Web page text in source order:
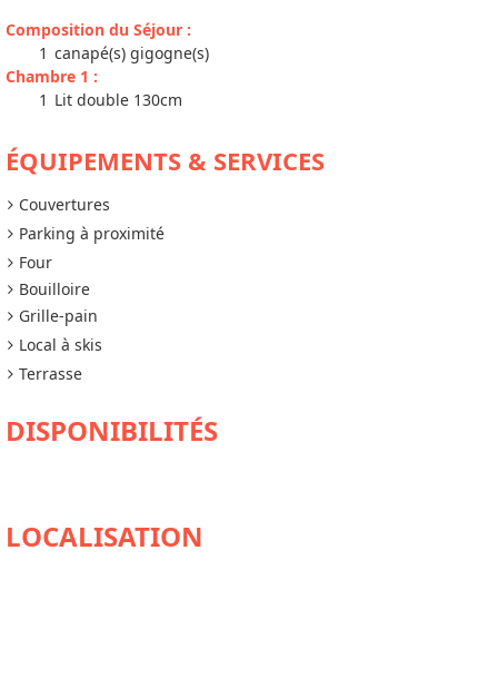
Composition du Séjour :
1 canapé(s) gigogne(s)
Chambre 1 :
1 Lit double 130cm
ÉQUIPEMENTS & SERVICES
Couvertures
Parking à proximité
Four
Bouilloire
Grille-pain
Local à skis
Terrasse
DISPONIBILITÉS